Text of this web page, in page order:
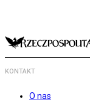
KONTAKT
O nas